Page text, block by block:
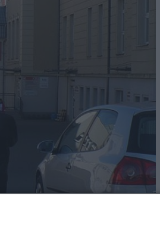
MORDASIEWICZ